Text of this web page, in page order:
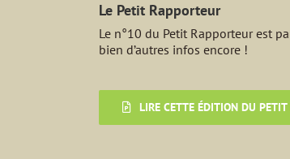
Le Petit Rapporteur
Le n°10 du Petit Rapporteur est
bien d’autres infos encore !
LIRE CETTE ÉDITION DU PETIT